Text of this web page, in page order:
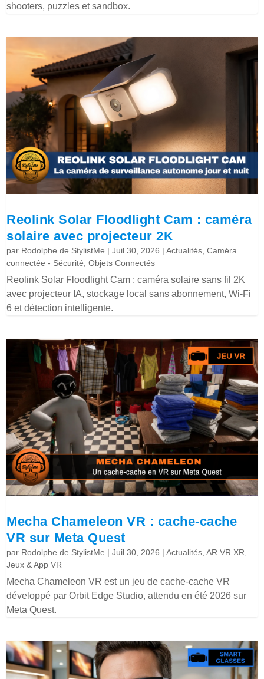
shooters, puzzles et sandbox.
Reolink Solar Floodlight Cam : caméra
solaire avec projecteur 2K
par Rodolphe de StylistMe |Juil 30, 2026 |Actualités ,Caméra
connectée - Sécurité ,Objets Connectés
Reolink Solar Floodlight Cam : caméra solaire sans fil 2K
avec projecteur IA, stockage local sans abonnement, Wi-Fi
6 et détection intelligente.
Mecha Chameleon VR : cache-cache
VR sur Meta Quest
par Rodolphe de StylistMe |Juil 30, 2026 |Actualités ,AR VR XR
Jeux & App VR
Mecha Chameleon VR est un jeu de cache-cache VR
développé par Orbit Edge Studio, attendu en été 2026 sur
Meta Quest.